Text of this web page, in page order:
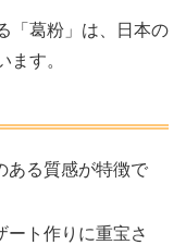
「葛粉」は、日本の
ます。
ある質感が特徴で
ート作りに重宝さ